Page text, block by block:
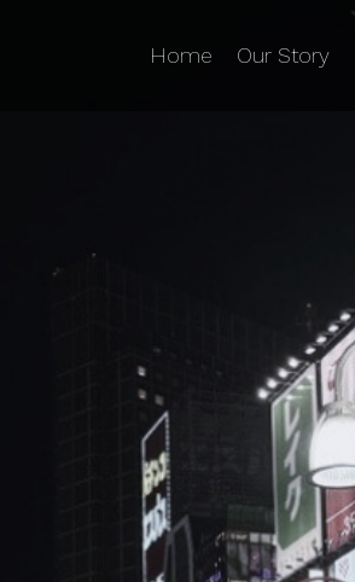
Home Our Story